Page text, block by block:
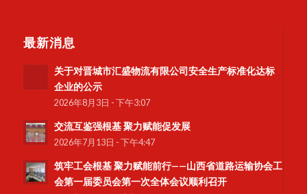
最新消息
关于对晋城市汇盛物流有限公司安全生产标准化达标
企业的公示
2026年8月3日 - 下午3:07
交流互鉴强根基 聚力赋能促发展
2026年7月13日 - 下午4:47
筑牢工会根基 聚力赋能前行——山西省道路运输协会工
会第一届委员会第一次全体会议顺利召开